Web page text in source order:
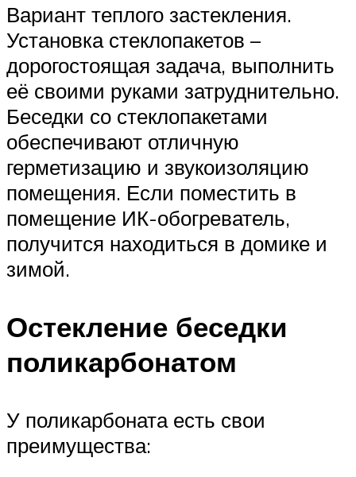
Вариант теплого застекления.
Установка стеклопакетов –
дорогостоящая задача, выполнить
её своими руками затруднительно.
Беседки со стеклопакетами
обеспечивают отличную
герметизацию и звукоизоляцию
помещения. Если поместить в
помещение ИК-обогреватель,
получится находиться в домике и
зимой.
Остекление беседки
поликарбонатом
У поликарбоната есть свои
преимущества: